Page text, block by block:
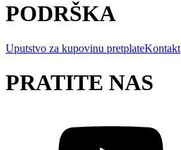
PODRŠKA
Uputstvo za kupovinu pretplateKontakt
PRATITE NAS